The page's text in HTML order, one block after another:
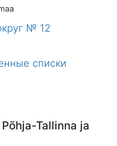
№ 12
списки
Tallinna ja